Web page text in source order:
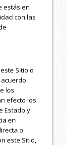
estás en
con las
Sitio o
los
efecto los
Estado y
en
o
este Sitio,